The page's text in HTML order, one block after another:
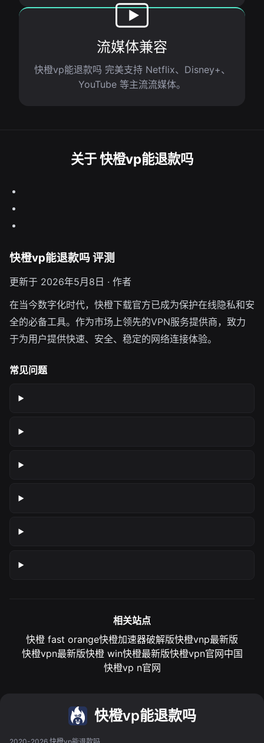
流媒体兼容
快橙vp能退款吗 完美支持 Netflix、Disney+、
YouTube 等主流流媒体。
关于 快橙vp能退款吗
快橙vp能退款吗 评测
更新于 2026年5月8日 · 作者
在当今数字化时代，快橙下载官方已成为保护在线隐私和安
全的必备工具。作为市场上领先的VPN服务提供商，致力
于为用户提供快速、安全、稳定的网络连接体验。
常见问题
相关站点
快橙 fast orange快橙加速器破解版快橙vnp最新版
快橙vpn最新版快橙 win快橙最新版快橙vpn官网中国
快橙vp n官网
快橙vp能退款吗